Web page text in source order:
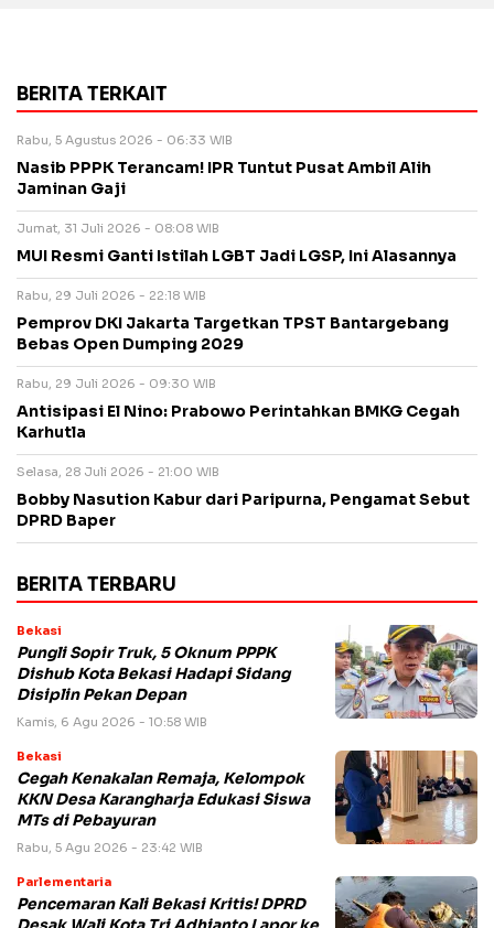
BERITA TERKAIT
Rabu, 5 Agustus 2026 - 06:33 WIB
Nasib PPPK Terancam! IPR Tuntut Pusat Ambil Alih
Jaminan Gaji
Jumat, 31 Juli 2026 - 08:08 WIB
MUI Resmi Ganti Istilah LGBT Jadi LGSP, Ini Alasannya
Rabu, 29 Juli 2026 - 22:18 WIB
Pemprov DKI Jakarta Targetkan TPST Bantargebang
Bebas Open Dumping 2029
Rabu, 29 Juli 2026 - 09:30 WIB
Antisipasi El Nino: Prabowo Perintahkan BMKG Cegah
Karhutla
Selasa, 28 Juli 2026 - 21:00 WIB
Bobby Nasution Kabur dari Paripurna, Pengamat Sebut
DPRD Baper
BERITA TERBARU
Bekasi
Pungli Sopir Truk, 5 Oknum PPPK
Dishub Kota Bekasi Hadapi Sidang
Disiplin Pekan Depan
Kamis, 6 Agu 2026 - 10:58 WIB
Bekasi
Cegah Kenakalan Remaja, Kelompok
KKN Desa Karangharja Edukasi Siswa
MTs di Pebayuran
Rabu, 5 Agu 2026 - 23:42 WIB
Parlementaria
Pencemaran Kali Bekasi Kritis! DPRD